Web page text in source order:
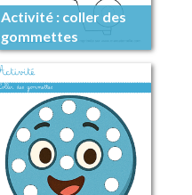
Activité : coller des
gommettes